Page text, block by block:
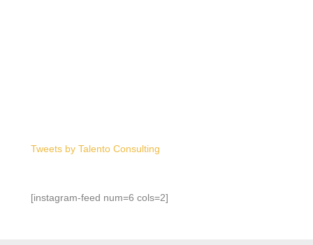
Tweets by Talento Consulting
[instagram-feed num=6 cols=2]